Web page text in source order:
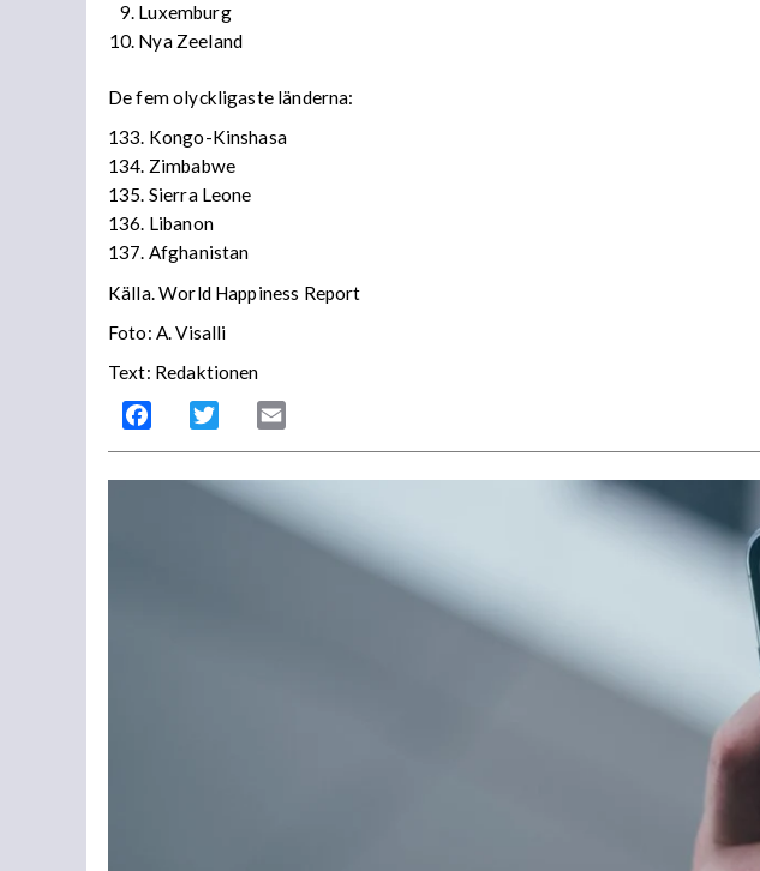
Luxemburg
Nya Zeeland
De fem olyckligaste länderna:
133. Kongo-Kinshasa
134. Zimbabwe
135. Sierra Leone
136. Libanon
137. Afghanistan
Källa. World Happiness Report
Foto: A. Visalli
Text: Redaktionen
Facebook Twitter